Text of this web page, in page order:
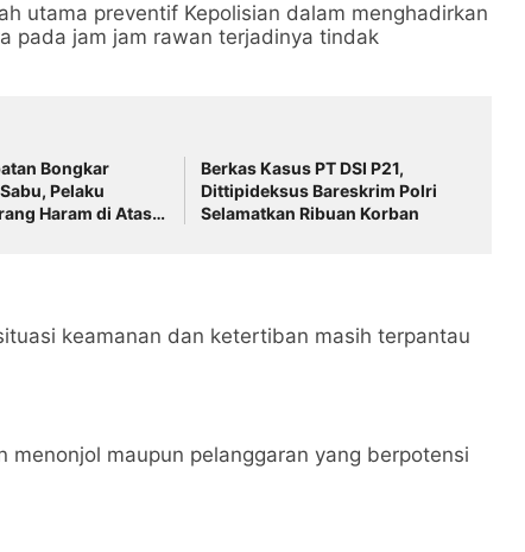
utama preventif Kepolisian dalam menghadirkan
pada jam jam rawan terjadinya tindak
Bongkar
Pelaku
Haram di Atas
Berkas Kasus PT DSI P21,
Dittipideksus Bareskrim Polri
Selamatkan Ribuan Korban
keamanan dan ketertiban masih terpantau
maupun pelanggaran yang berpotensi